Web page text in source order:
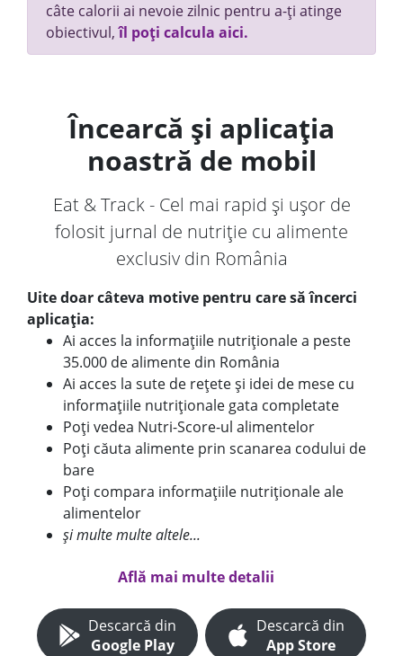
câte calorii ai nevoie zilnic pentru a-ți atinge
obiectivul,îl poți calcula aici.
Încearcă și aplicația
noastră de mobil
Eat & Track - Cel mai rapid și ușor de
folosit jurnal de nutriție cu alimente
exclusiv din România
Uite doar câteva motive pentru care să încerci
aplicația:
Ai acces la informațiile nutriționale a peste
35.000 de alimente din România
Ai acces la sute de rețete și idei de mese cu
informațiile nutriționale gata completate
Poți vedea Nutri-Score-ul alimentelor
Poți căuta alimente prin scanarea codului de
bare
Poți compara informațiile nutriționale ale
alimentelor
și multe multe altele...
Află mai multe detalii
Descarcă din
Google Play
Descarcă din
App Store